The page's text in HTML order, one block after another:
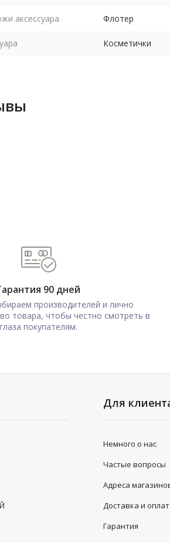
аксессуара Флотер
Косметички
90 дней
производителей и лично
товара, чтобы честно смотреть в
глаза покупателям.
Для
Немного о нас
Частые вопросы
Адреса
Доставка и
Гарантия